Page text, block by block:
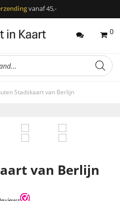
vanaf 45,-
0
Stadskaart van Berlijn
van Berlijn